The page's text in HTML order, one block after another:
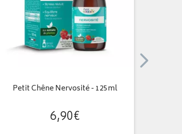
Petit Chêne Nervosité - 125ml
6,90€